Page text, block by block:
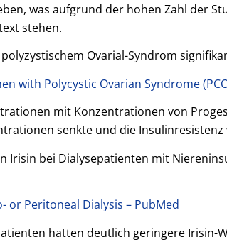
was aufgrund der hohen Zahl der
stehen.
Ovarial-Syndrom
with Polycystic Ovarian Syndrome
mit Konzentrationen von
senkte und die Insulinresistenz
Irisin bei Dialysepatienten mit
or Peritoneal Dialysis – PubMed
hatten deutlich geringere Irisin-